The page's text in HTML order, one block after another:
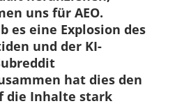
uns für AEO.
es eine Explosion des
und der KI-
hat dies den
die Inhalte stark